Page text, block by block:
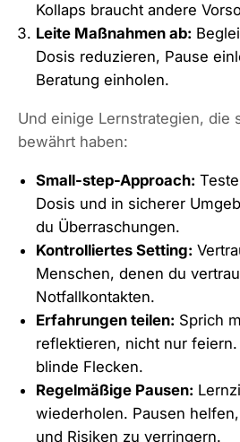
Kollaps braucht andere
Leite Maßnahmen ab:
Dosis reduzieren, Pause
Beratung einholen.
Und einige Lernstrategien, die
bewährt haben:
Small-step-Approach:
Dosis und in sicherer
du Überraschungen.
Kontrolliertes Setting:
Menschen, denen du
Notfallkontakten.
Erfahrungen teilen: Sprich
reflektieren, nicht nur
blinde Flecken.
Regelmäßige Pausen:
wiederholen. Pausen
und Risiken zu verringern.